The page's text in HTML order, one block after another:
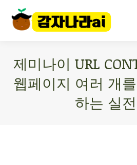
제미나이 URL
웹페이지 여러 개
하는 실